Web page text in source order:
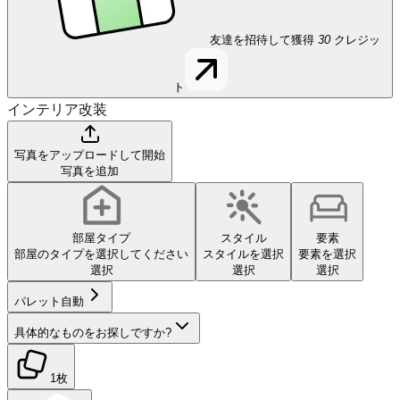
友達を招待して獲得 30 クレジッ
ト
インテリア改装
写真をアップロードして開始
写真を追加
部屋タイプ
部屋のタイプを選択してください
選択
スタイル
スタイルを選択
選択
要素
要素を選択
選択
パレット 自動
具体的なものをお探しですか?
1枚